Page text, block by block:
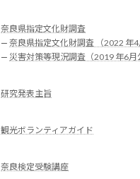
奈良県指定文化財調査
— 奈良県指定文化財調査 （2022 年4
— 災害対策等現況調査（2019 年6月
研究発表主旨
観光ボランティアガイド
奈良検定受験講座